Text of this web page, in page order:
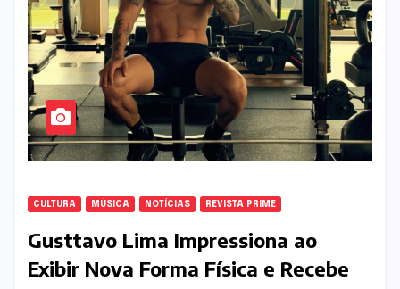
CULTURA MÚSICA NOTÍCIAS REVISTA PRIME
Gusttavo Lima Impressiona ao
Exibir Nova Forma Física e Recebe